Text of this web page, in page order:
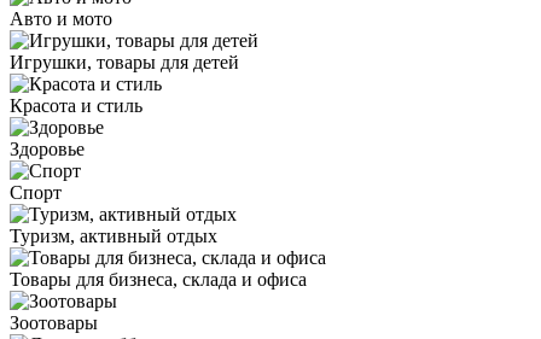
Авто и мото
Игрушки, товары для детей
Красота и стиль
Здоровье
Спорт
Туризм, активный отдых
Товары для бизнеса, склада и офиса
Зоотовары